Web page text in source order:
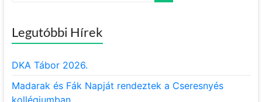
Legutóbbi Hírek
DKA Tábor 2026.
Madarak és Fák Napját rendeztek a Cseresnyés
kollégiumban